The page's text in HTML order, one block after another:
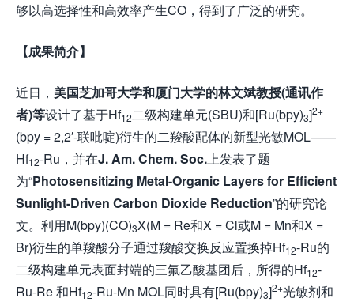
够以高选择性和高效率产生CO，得到了广泛的研究。
【成果简介】
近日， 美国芝加哥大学和厦门大学的林文斌教授(通讯作
者)等设计了基于Hf12二级构建单元(SBU)和[Ru(bpy)3]2+
(bpy = 2,2′-联吡啶)衍生的二羧酸配体的新型光敏MOL——
Hf12-Ru，并在J. Am. Chem. Soc.上发表了题
为“Photosensitizing Metal-Organic Layers for Efficient
Sunlight-Driven Carbon Dioxide Reduction”的研究论
文。利用M(bpy)(CO)3X(M = Re和X = Cl或M = Mn和X =
Br)衍生的单羧酸分子通过羧酸交换反应置换掉Hf12-Ru的
二级构建单元表面封端的三氟乙酸基团后，所得的Hf12-
Ru-Re 和Hf12-Ru-Mn MOL同时具有[Ru(bpy)3]2+光敏剂和